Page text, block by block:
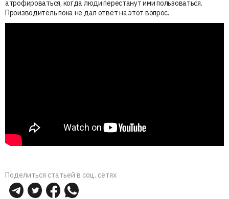
атрофироваться, когда люди перестанут ими пользоваться.
Производитель пока не дал ответ на этот вопрос.
Поделиться статьей в соц. сетях